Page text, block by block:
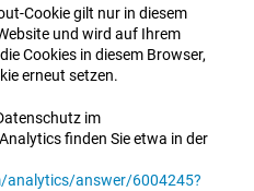
Cookie gilt nur in diesem
und wird auf Ihrem
Cookies in diesem Browser,
erneut setzen.
im
finden Sie etwa in der
analytics/answer/6004245?